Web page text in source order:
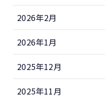
2026年2月
2026年1月
2025年12月
2025年11月